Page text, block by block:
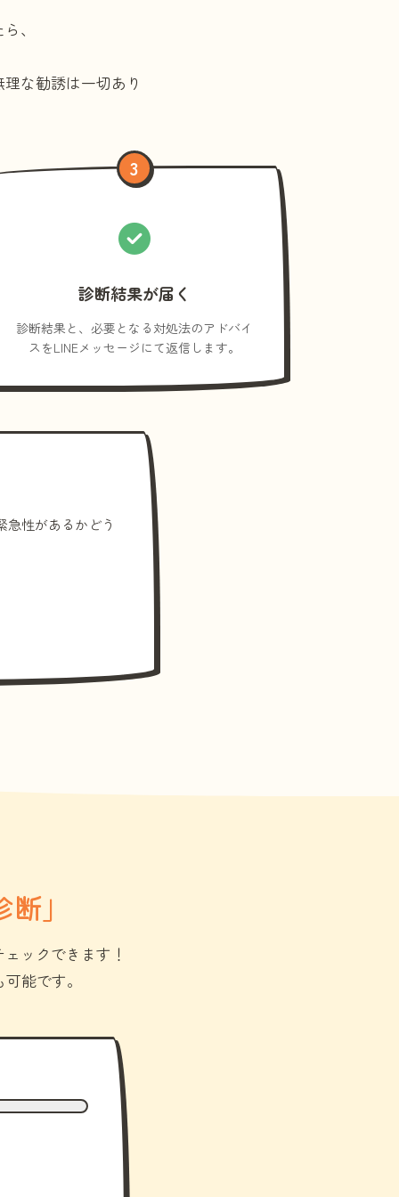
、
理な勧誘は一切あり
3
診断結果が届く
診断結果と、必要となる対処法のアドバイ
スをLINEメッセージにて返信します。
性があるかどう
」
ックできます！
能です。